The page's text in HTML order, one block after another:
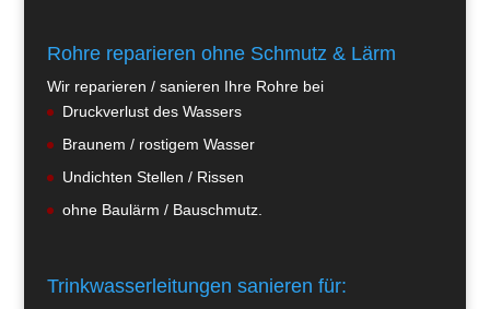
Rohre reparieren ohne Schmutz & Lärm
Wir reparieren / sanieren Ihre Rohre bei
Druckverlust des Wassers
Braunem / rostigem Wasser
Undichten Stellen / Rissen
ohne Baulärm / Bauschmutz.
Trinkwasserleitungen sanieren für: